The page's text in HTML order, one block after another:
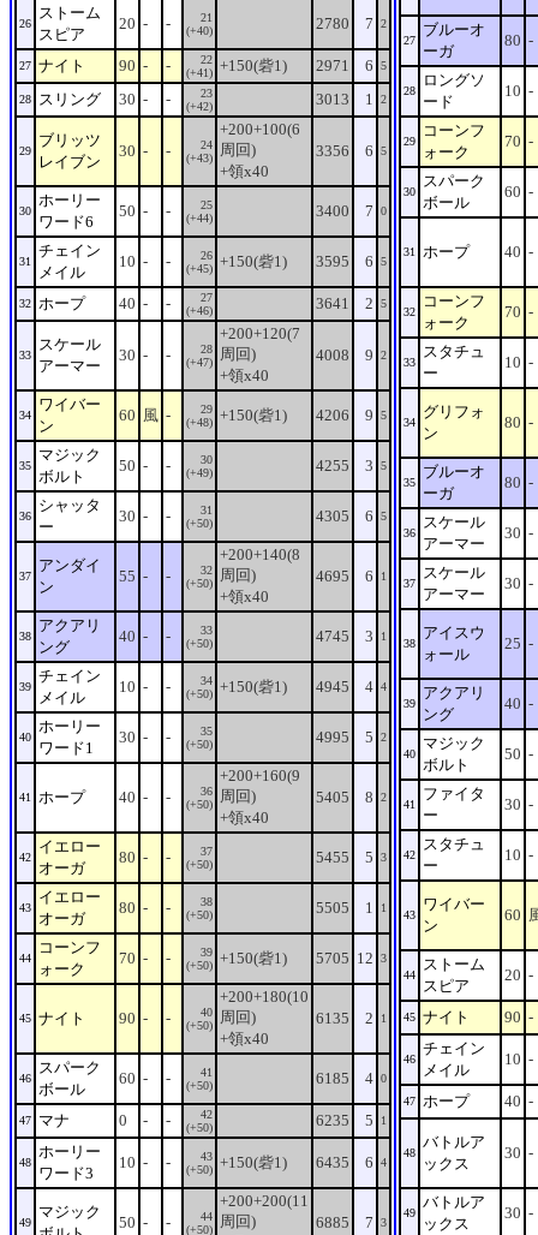
26
ストーム
スピア
20 - -
21
(+40)
2780 7 2
27 ナイト 90 - -
22
(+41) +150(砦1) 2971 6 5
28 スリング 30 - -
23
(+42)
3013 1 2
29
ブリッツ
レイブン
30 - -
24
(+43)
+200+100(6
周回)
+領x40
3356 6 5
30
ホーリー
ワード6
50 - -
25
(+44)
3400 7 0
31
チェイン
メイル
10 - -
26
(+45) +150(砦1) 3595 6 5
32 ホープ 40 - -
27
(+46)
3641 2 5
33
スケール
アーマー
30 - -
28
(+47)
+200+120(7
周回)
+領x40
4008 9 2
34
ワイバー
ン
60 風 -
29
(+48) +150(砦1) 4206 9 5
35
マジック
ボルト
50 - -
30
(+49)
4255 3 5
36
シャッタ
ー
30 - -
31
(+50)
4305 6 5
37
アンダイ
ン
55 - -
32
(+50)
+200+140(8
周回)
+領x40
4695 6 1
38
アクアリ
ング
40 - -
33
(+50)
4745 3 1
39
チェイン
メイル
10 - -
34
(+50) +150(砦1) 4945 4 4
40
ホーリー
ワード1
30 - -
35
(+50)
4995 5 2
41 ホープ 40 - -
36
(+50)
+200+160(9
周回)
+領x40
5405 8 2
42
イエロー
オーガ
80 - -
37
(+50)
5455 5 3
43
イエロー
オーガ
80 - -
38
(+50)
5505 1 1
44
コーンフ
ォーク
70 - -
39
(+50) +150(砦1) 5705 12 3
45 ナイト 90 - -
40
(+50)
+200+180(10
周回)
+領x40
6135 2 1
46
スパーク
ボール
60 - -
41
(+50)
6185 4 0
47 マナ 0 - -
42
(+50)
6235 5 1
48
ホーリー
ワード3
10 - -
43
(+50) +150(砦1) 6435 6 4
49
マジック
50 - -
44
(+50)
+200+200(11
周回)
6885 7 3
27
ブルーオ
ーガ
80 -
28
ロングソ
ード
10 -
29
コーンフ
ォーク
70 -
30
スパーク
ボール
60 -
31 ホープ 40 -
32
コーンフ
ォーク
70 -
33
スタチュ
ー
10 -
34
グリフォ
ン
80 -
35
ブルーオ
ーガ
80 -
36
スケール
アーマー
30 -
37
スケール
アーマー
30 -
38
アイスウ
ォール
25 -
39
アクアリ
ング
40 -
40
マジック
ボルト
50 -
41
ファイタ
ー
30 -
42
スタチュ
ー
10 -
43
ワイバー
ン
60
44
ストーム
スピア
20 -
45 ナイト 90 -
46
チェイン
メイル
10 -
47 ホープ 40 -
48
バトルア
ックス
30 -
49
バトルア
ックス
30 -